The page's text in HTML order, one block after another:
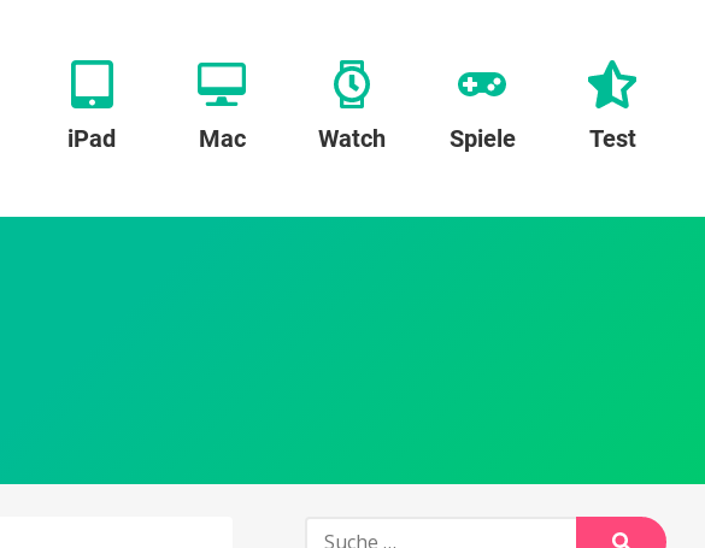
iPad Mac Watch Spiele Test
Suche